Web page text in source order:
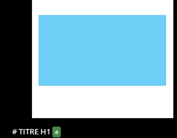
# TITRE H1 #